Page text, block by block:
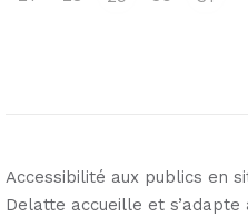
Accessibilité aux publics en
Delatte accueille et